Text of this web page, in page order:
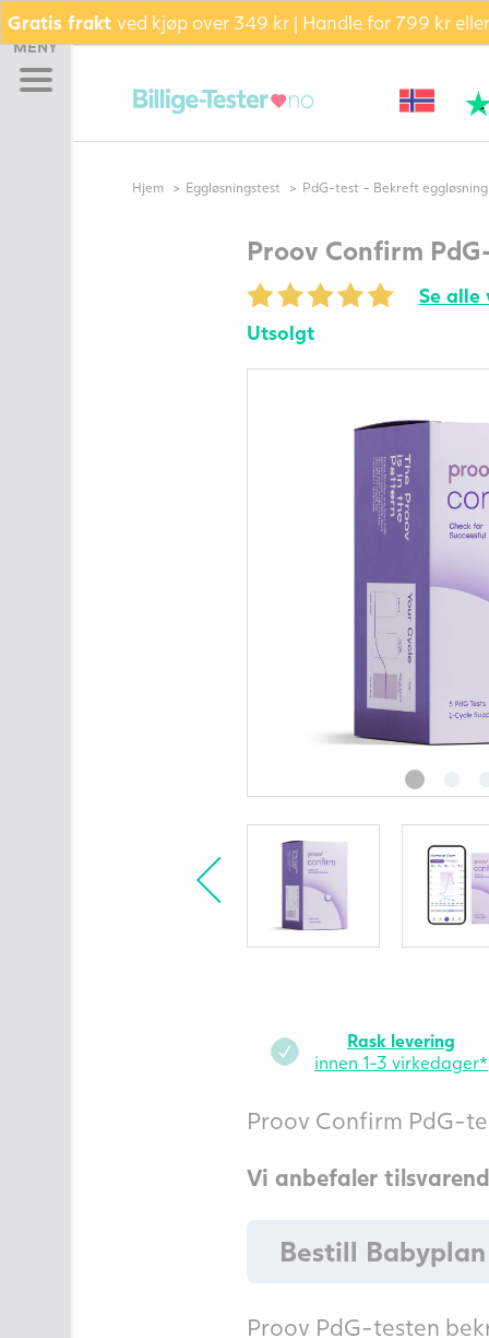
Gratis frakt ved kjøp over 349 kr | Handle for 799 kr
MENY
Hjem
Eggløsningstest
Bekreft eggløsning (PdG)
Testsett
Hjem Eggløsningstest PdG-test – Bekreft eggløsning
Proov Confirm
Se alle
Utsolgt
Rask levering
innen 1-3 virkedager*
Proov Confirm PdG-
Vi anbefaler
Bestill
Proov PdG-testen